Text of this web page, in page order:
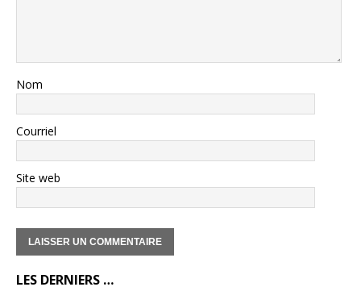
Nom
Courriel
Site web
LES DERNIERS …